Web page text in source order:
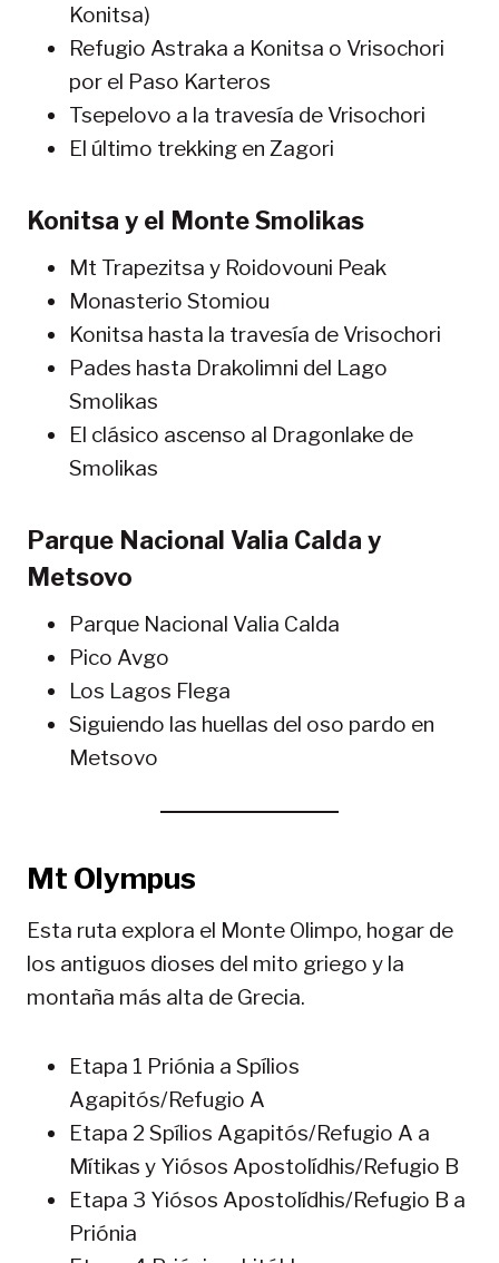
Konitsa)
Refugio Astraka a Konitsa o Vrisochori
por el Paso Karteros
Tsepelovo a la travesía de Vrisochori
El último trekking en Zagori
Konitsa y el Monte Smolikas
Mt Trapezitsa y Roidovouni Peak
Monasterio Stomiou
Konitsa hasta la travesía de Vrisochori
Pades hasta Drakolimni del Lago
Smolikas
El clásico ascenso al Dragonlake de
Smolikas
Parque Nacional Valia Calda y
Metsovo
Parque Nacional Valia Calda
Pico Avgo
Los Lagos Flega
Siguiendo las huellas del oso pardo en
Metsovo
Mt Olympus
Esta ruta explora el Monte Olimpo, hogar de
los antiguos dioses del mito griego y la
montaña más alta de Grecia.
Etapa 1 Priónia a Spílios
Agapitós/Refugio A
Etapa 2 Spílios Agapitós/Refugio A a
Mítikas y Yiósos Apostolídhis/Refugio B
Etapa 3 Yiósos Apostolídhis/Refugio B a
Priónia